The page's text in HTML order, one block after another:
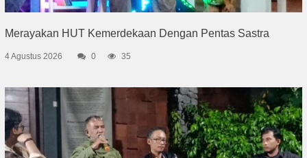
Merayakan HUT Kemerdekaan Dengan Pentas Sastra
4 Agustus 2026 0 35